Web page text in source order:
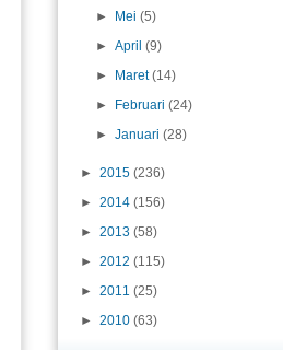
►
Mei (5)
►April (9)
►
Maret (14)
►
Februari (24)
►Januari (28)
► 2015 (236)
► 2014 (156)
► 2013 (58)
► 2012 (115)
► 2011 (25)
► 2010 (63)